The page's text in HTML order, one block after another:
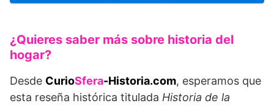
¿Quieres saber más sobre historia del
hogar?
Desde CurioSfera-Historia.com, esperamos que
esta reseña histórica titulada Historia de la